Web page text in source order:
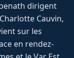
dirigent
Cauvin,
sur les
en rendez-